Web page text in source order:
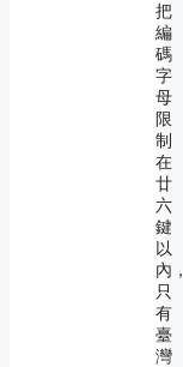
把
編
碼
字
母
限
制
在
廿
六
鍵
以
內，
只
有
臺
灣